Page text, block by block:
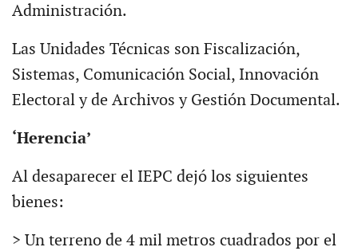
Administración.
Las Unidades Técnicas son Fiscalización,
Sistemas, Comunicación Social, Innovación
Electoral y de Archivos y Gestión Documental.
‘Herencia’
Al desaparecer el IEPC dejó los siguientes
bienes:
> Un terreno de 4 mil metros cuadrados por el